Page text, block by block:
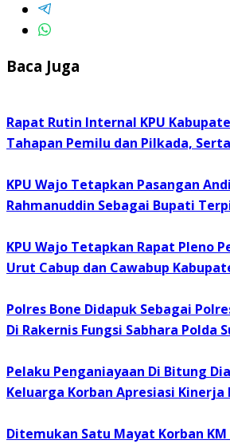
Baca Juga
Rapat Rutin Internal KPU
Tahapan Pemilu dan Pilkada,
KPU Wajo Tetapkan Pasangan
Rahmanuddin Sebagai Bupati
KPU Wajo Tetapkan Rapat Pleno
Urut Cabup dan Cawabup
Polres Bone Didapuk Sebagai
Di Rakernis Fungsi Sabhara Polda
Pelaku Penganiayaan Di Bitung
Keluarga Korban Apresiasi Kinerja
Ditemukan Satu Mayat Korban KM